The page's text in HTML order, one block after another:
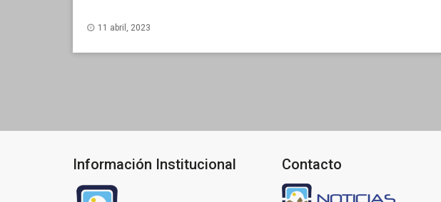
11 abril, 2023
Información Institucional Contacto